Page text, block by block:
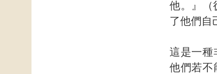
他。』（
了他們自
這是一種
他們若不